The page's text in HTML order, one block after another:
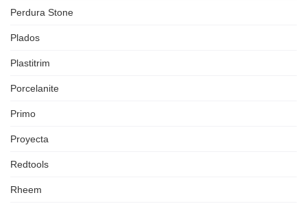
Perdura Stone
Plados
Plastitrim
Porcelanite
Primo
Proyecta
Redtools
Rheem